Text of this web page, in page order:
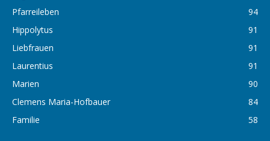
Pfarreileben
94
Hippolytus
91
Liebfrauen
91
Laurentius
91
Marien
90
Clemens Maria-Hofbauer
84
Familie
58